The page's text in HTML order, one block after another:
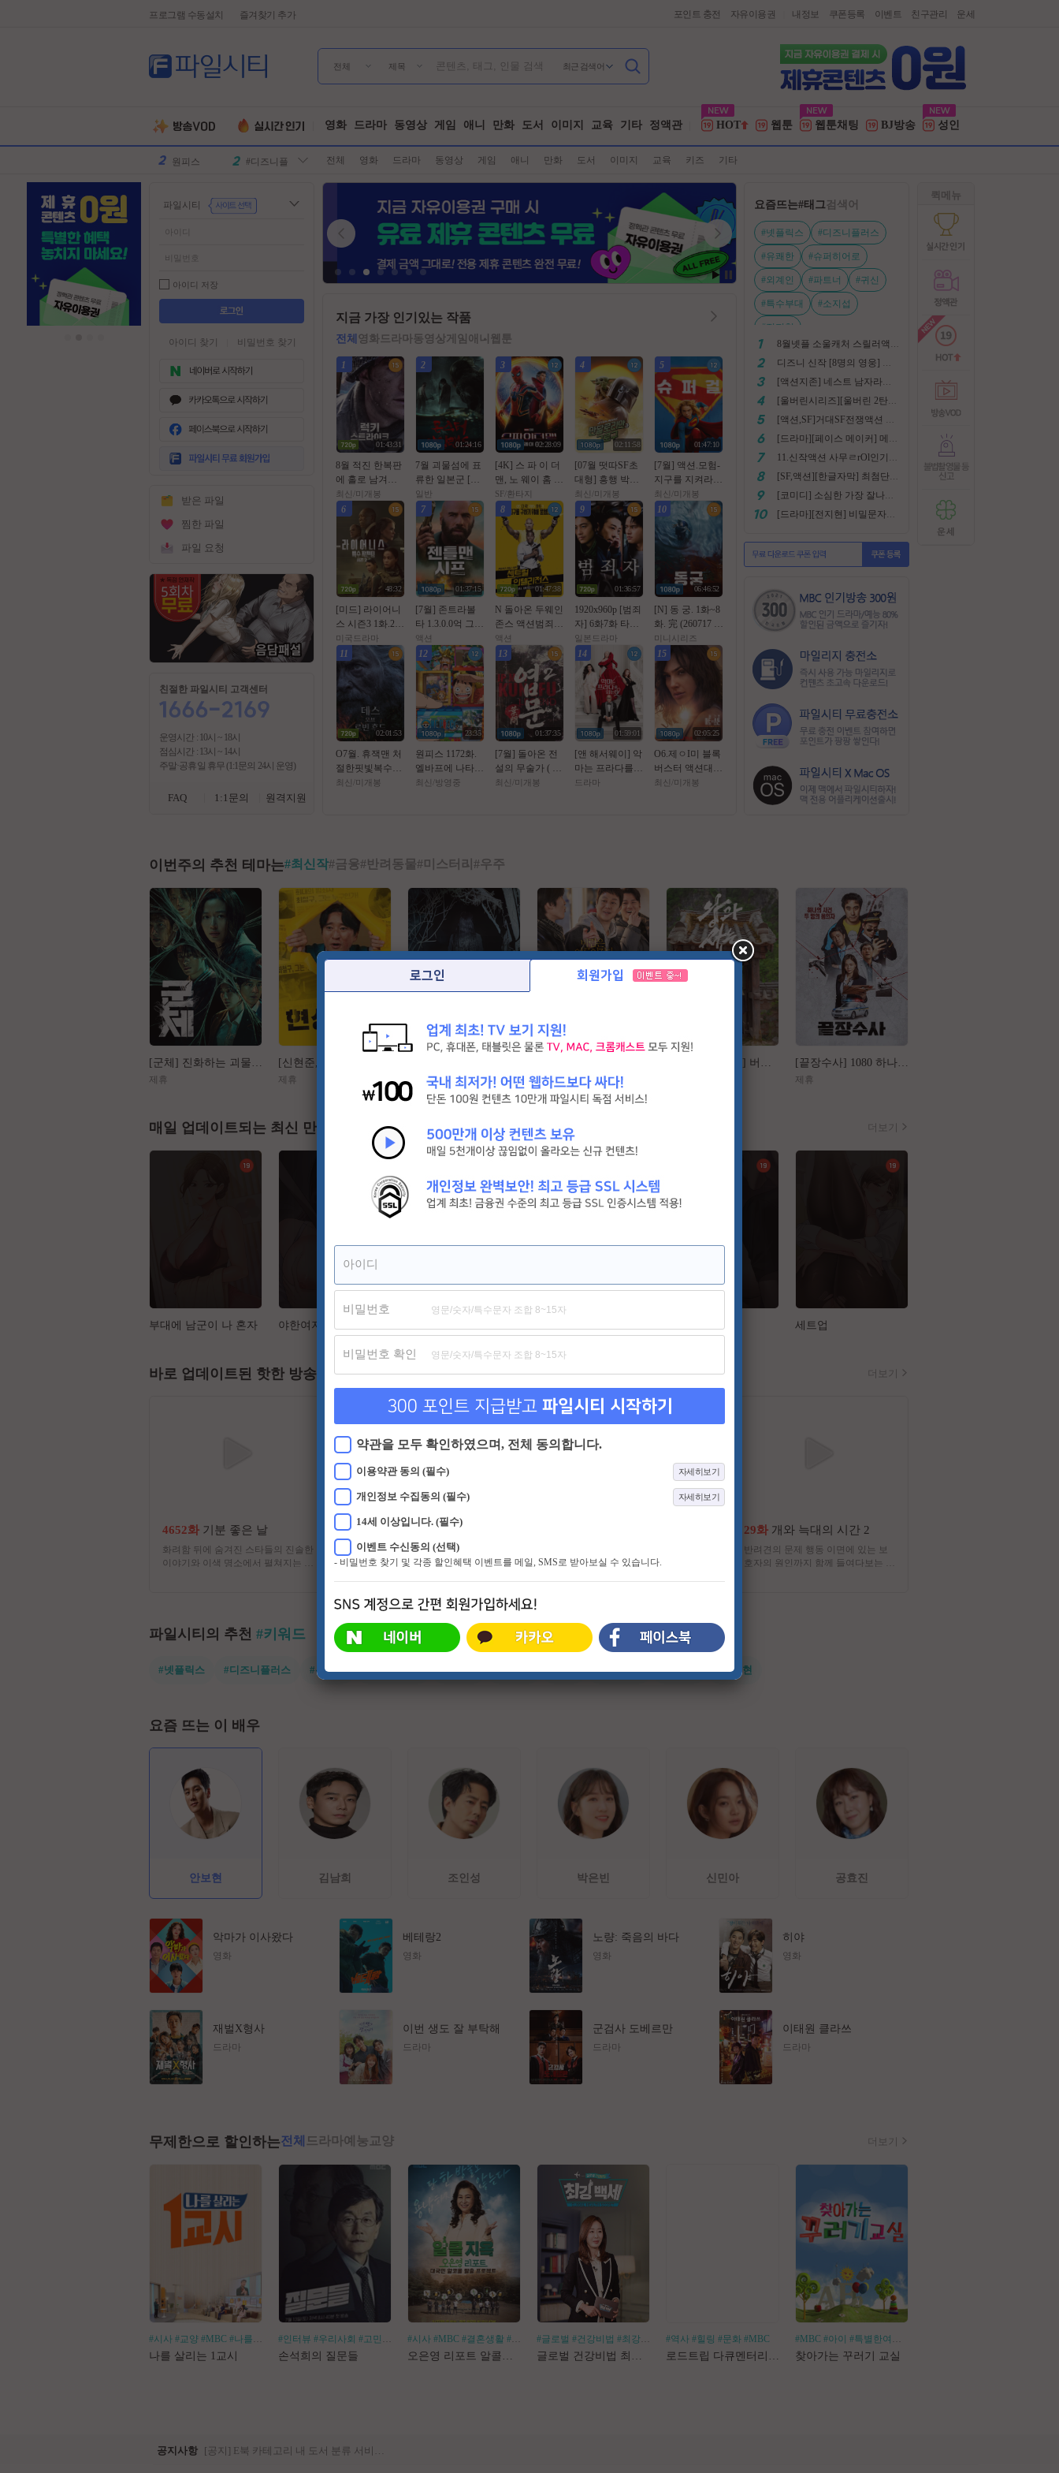
프로그램 수동설치 즐겨찾기 추가 포인트 충전 자유이용권 내정보 쿠폰등록 이벤트 친구관리 운세
퀵메뉴
전체 제목 최근 검색어
영화 드라마 동영상 게임 애니 만화 도서 이미지 교육 기타 정액관 HOT 웹툰 웹툰채팅 BJ방송 성인
러스
스파이더맨 #유쾌한
로
만달로리안 #외계인
동궁
다를입는다
디스클로저
데이
#소지섭
유부녀킬러 #전지현
군체 #넷플릭스
전체 영화 드라마 동영상 게임 애니 만화 도서 이미지 교육 키즈 기타
파일시티
아이디 저장
아이디 찾기 비밀번호 찾기
가
입
받은 파일
찜한 파일
파일 요청
친절한 파일시티 고객센터
운영시간 : 10시 ~ 18시
점심시간 : 13시 ~ 14시
주말·공휴일 휴무 (1:1문의 24시 운영)
FAQ 1:1문의 원격지원
지금 가장 인기있는 작품
전체 영화드라마동영상게임 애니 웹툰
1
01:43:31
8월 적진 한복판
에 홀로 남겨진
미군 병사 [ 럭키
스트라Ol크 ] 108
0p 5.1 완벽자막
최신/미개봉
2
01:24:16
7월 괴물섬에 표
류한 일본군 [몬
스터 Or일랜드]
완벽자막
일반
3
02:28:09
[4K] 스 파 이 더
맨, 노 웨이 홈 (2
021년 작품)
SF/환타지
4
02:11:58
[07월 떳따SF초
대형] 흥행 박스1
위 [초대형SF대
작영화] [스워즈]
1080공식자막
최신/미개봉
5
01:47:10
[7월] 액션.모험-
지구를 지켜라 (
슈 펴 걸 ) 한글자
체자막
최신/미개봉
6
48:32
[미드] 라이어니
스 시즌3 1화.202
6.1080p.한글자
막
미국드라마
7
01:37:15
[7월] 존트라볼
타 1.3.0.0억 그림
을 훔쳐라 [ 젠틀
맨 시프 ]완벽자
막
액션
8
01:47:38
N 돌아온 두웨인
존스 액션범죄 [
쎈투럴 잉텔ㄹ1
전쑤 ] 공식자막
초고화질 FHD5.
1
액션
9
01:36:57
1920x960p [범죄
자] 6화7화 타카
하시 잇세이 한
글자막 2026년7
월31일
일본드라마
10
06:46:52
[N] 동 궁. 1화~8
화. 完 (260717 공
개) 남주혁, 노윤
서
미니시리즈
11
02:01:53
O7월. 휴잭맨 처
절한핏빛복수극
(( _ 로 빈 후 드 _
최신/미개봉
12
23:35
원피스 1172화.
엘바프에 나타난
괴물. 가장 두려
최신/방영중
13
01:37:35
[7월] 돌아온 전
설의 무술가 ( 종
ㅅr 엽 문 2 ) 한
최신/미개봉
14
01:59:01
[앤 해서웨이] 악
마는 프라다를
입는다 2. 2026 (2
드라마
15
02:05:25
O6.제ㅇI미 블록
버스터 액션대작
[ 핫 트 오 브 스
최신/미개봉
요즘뜨는#태그검색어
#넷플릭스 #디즈니플러스
#유쾌한 #슈퍼히어로
#외계인 #파트너 #귀신
#특수부대 #소지섭
#전지현
[울버린시리즈][울버린 2탄] 더 울버린 확장판 완벽자막
[SF,액션][한글자막] 최첨단 미래특수부대 초대박 안봄후회함~ 진짜잼있어요 스샷 꼭보세요 1080
이번주의 추천 테마는#최신작#금융#반려동물#미스터리 #우주
제휴 제휴 제휴 제휴 제휴
매일 업데이트되는 최신 만화 더보기
부대에 남군이 나 혼자 야한여자 세트업
바로 업데이트된 핫한 방송 더보기
4652화 기분 좋은 날
화려함 뒤에 숨겨진 스타들의 진솔한
이야기와 이색 명소에서 펼쳐지는 스
201화70억의 선택
70억 세계인의 건강 비법을 공유하는
시간 세계인이 보내는 건강 시그널!
라디오에는 '보이는 라디오'가, TV에
29화 개와 늑대의 시간 2
반려견의 문제 행동 이면에 있는 보
호자의 원인까지 함께 들여다보는 리
파일시티의 추천 #키워드
#넷플릭스 #디즈니플러스 #유쾌한 #슈퍼히어로 #외계인 #파트너 #귀신 #특수부대 #소지섭 #전지현
요즘 뜨는 이 배우
안보현 김남희 조인성 박은빈 신민아 공효진
악마가 이사왔다
영화
베테랑2
영화
노량: 죽음의 바다
영화
히야
영화
재벌X형사
드라마
이번 생도 잘 부탁해
드라마
군검사 도베르만
드라마
이태원 클라쓰
드라마
무제한으로 할인하는전체 드라마예능 교양 더보기
#시사 #교양 #MBC #나를살리는
나를 살리는 1교시
#인터뷰 #우리사회 #고민거리 #분야별
손석희의 질문들
#시사 #MBC #결혼생활 #알코올중독 #글로벌 #건강비법 #최강백세 #김경화
#역사 #힐링 #문화 #MBC #MBC #아이 #특별한여행
찾아가는 꾸러기 교실
공지사항 [안내] Edge 브라우저 다운로드 경고 관련 공지
로그인 회원가입
아이디
비밀번호
비밀번호 확인
300 포인트 지급받고 파일시티 시작하기
약관을 모두 확인하였으며, 전체 동의합니다.
이용약관 동의 (필수) 자세히보기
개인정보 수집동의 (필수) 자세히보기
14세 이상입니다. (필수)
이벤트 수신동의 (선택)
- 비밀번호 찾기 및 각종 할인혜택 이벤트를 메일, SMS로 받아보실 수 있습니다.